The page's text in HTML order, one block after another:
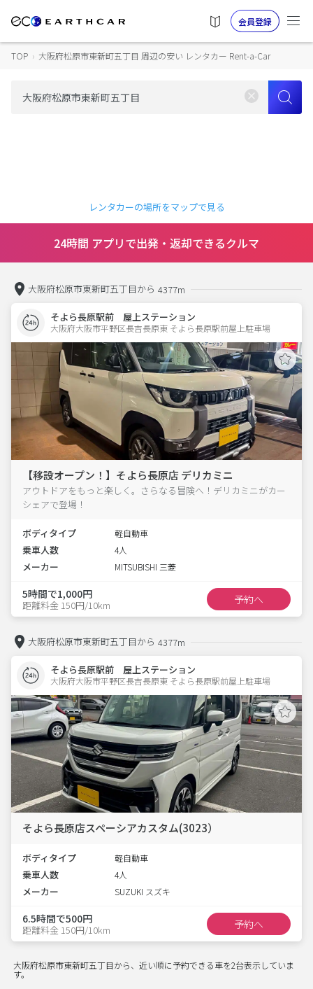
会員登録
TOP › 大阪府松原市東新町五丁目 周辺の安い レンタカー Rent-a-Car
レンタカーの場所をマップで見る
24時間 アプリで出発・返却できるクルマ
大阪府松原市東新町五丁目から 4377m
そよら長原駅前 屋上ステーション
大阪府大阪市平野区長吉長原東 そよら長原駅前屋上駐車場
【移設オープン！】そよら長原店 デリカミニ
アウトドアをもっと楽しく。さらなる冒険へ！デリカミニがカー
シェアで登場！
ボディタイプ 軽自動車
乗車人数 4人
メーカー MITSUBISHI 三菱
5時間で1,000円
距離料金 150円/10km 予約へ
大阪府松原市東新町五丁目から 4377m
そよら長原駅前 屋上ステーション
大阪府大阪市平野区長吉長原東 そよら長原駅前屋上駐車場
そよら長原店スペーシアカスタム(3023）
ボディタイプ 軽自動車
乗車人数 4人
メーカー SUZUKI スズキ
6.5時間で500円
距離料金 150円/10km 予約へ
大阪府松原市東新町五丁目から、近い順に予約できる車を2台表示していま
す。